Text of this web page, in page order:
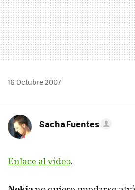
16 Octubre 2007
Sacha Fuentes
Enlace al vídeo.